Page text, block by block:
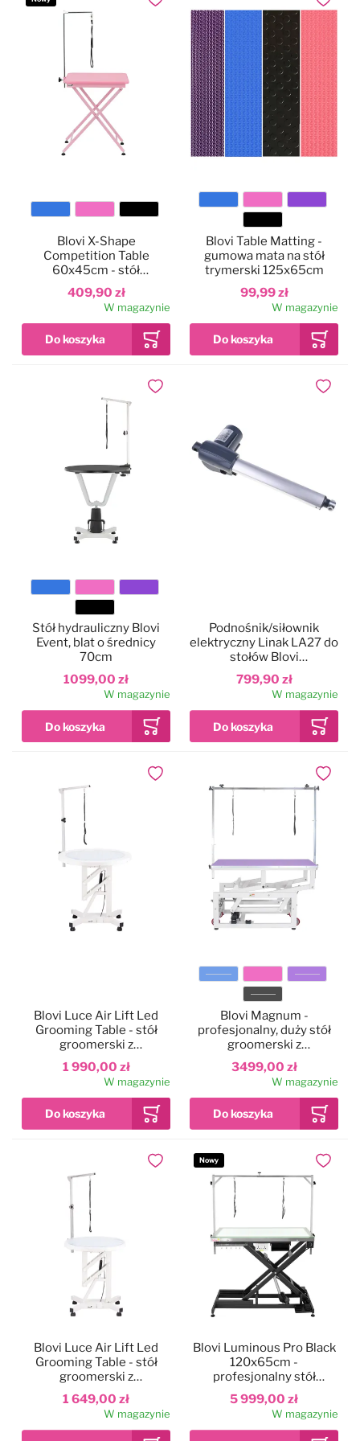
Kolor
409,90 zł
Blovi X-Shape
Competition Table
60x45cm - stół
groomerski składany,
wystawowy
W magazynie
Dodaj do ulubionych
99,99 zł
Blovi Table Matting -
gumowa mata na stół
trymerski 125x65cm
W magazynie
Dodaj
1099,00 zł
Stół hydrauliczny Blovi
Event, blat o średnicy
70cm
W magazynie
Dodaj do ulubionych
799,90 zł
Podnośnik/siłownik
elektryczny Linak LA27 do
stołów Blovi
Callisto/Upper
W magazynie
Dodaj
1 990,00 zł
Blovi Luce Air Lift Led
Grooming Table - stół
groomerski z
podświetlanym i
obrotowym blatem 70cm,
podnośnik pneumatyczny
W magazynie
Dodaj do ulubionych
3499,00 zł
Blovi Magnum -
profesjonalny, duży stół
groomerski z
podnośnikiem
elektrycznym, 120x65cm
W magazynie
Dodaj
1 649,00 zł
Blovi Luce Air Lift Led
Grooming Table - stół
groomerski z
podświetlanym i
obrotowym blatem 60cm,
podnośnik pneumatyczny
W magazynie
Dodaj do ulubionych
Nowy
5 999,00 zł
Blovi Luminous Pro Black
120x65cm -
profesjonalny stół
groomerski z
podnośnikiem i
podświetlanym, szklanym
blatem LED
W magazynie
Dodaj